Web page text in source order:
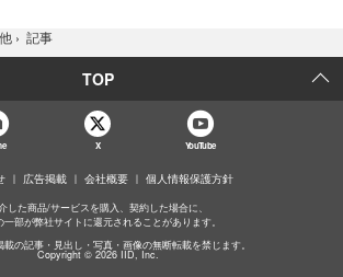
› 記事
TOP
X YouTube
広告掲載 会社概要 個人情報保護方針
した商品/サービスを購入、契約した場合に、
一部が弊社サイトに還元されることがあります。
載の記事・見出し・写真・画像の無断転載を禁じます。
Copyright © 2026 IID, Inc.